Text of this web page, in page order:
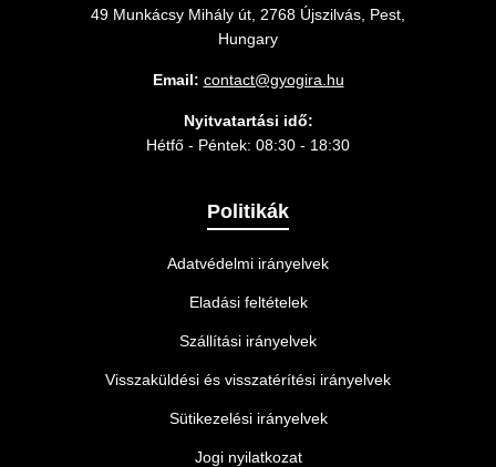
49 Munkácsy Mihály út, 2768 Újszilvás, Pest,
Hungary
Email: contact@gyogira.hu
Nyitvatartási idő:
Hétfő - Péntek: 08:30 - 18:30
Politikák
Adatvédelmi irányelvek
Eladási feltételek
Szállítási irányelvek
Visszaküldési és visszatérítési irányelvek
Sütikezelési irányelvek
Jogi nyilatkozat